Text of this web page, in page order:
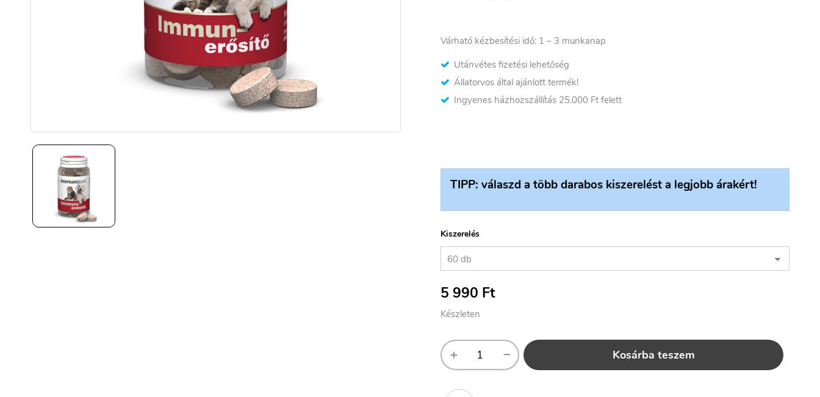
Várható kézbesítési idő: 1 – 3 munkanap
Utánvétes fizetési lehetőség
Állatorvos által ajánlott termék!
Ingyenes házhozszállítás 25.000 Ft felett
TIPP: válaszd a több darabos kiszerelést a legjobb árakért!
Kiszerelés
5 990 Ft
Készleten
Kosárba teszem